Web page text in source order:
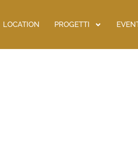
LOCATION PROGETTI